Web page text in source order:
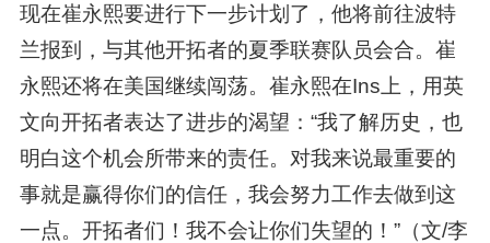
现在崔永熙要进行下一步计划了，他将前往波特
兰报到，与其他开拓者的夏季联赛队员会合。崔
永熙还将在美国继续闯荡。崔永熙在Ins上，用英
文向开拓者表达了进步的渴望：“我了解历史，也
明白这个机会所带来的责任。对我来说最重要的
事就是赢得你们的信任，我会努力工作去做到这
一点。开拓者们！我不会让你们失望的！”（文/李